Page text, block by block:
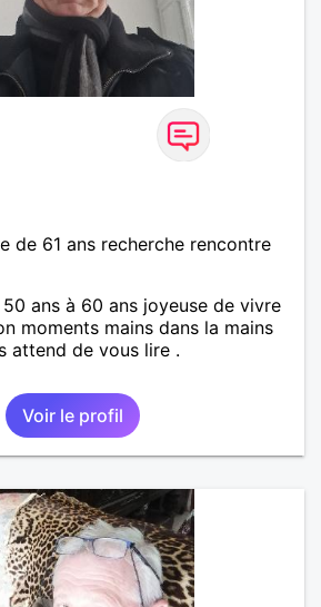
de 61 ans recherche rencontre
ans à 60 ans joyeuse de vivre
moments mains dans la mains
attend de vous lire .
Voir le profil